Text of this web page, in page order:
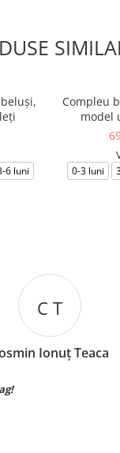
6 luni
Compleu
model
0-3 luni
C T
Ionuț Teaca